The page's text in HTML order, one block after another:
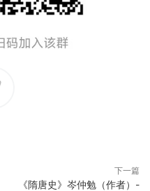
下一篇
《隋唐史》岑仲勉（作者）-